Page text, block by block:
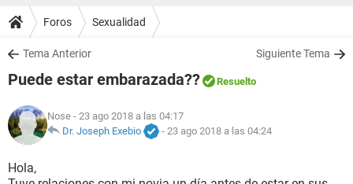
FOROS
SALUD
NUTRICIÓN
BIENESTAR
Foros Sexualidad
Tema Anterior Siguiente Tema
Puede estar embarazada?? Resuelto
Nose - 23 ago 2018 a las 04:17
Dr. Joseph Exebio
- 23 ago 2018 a las 04:24
Hola,